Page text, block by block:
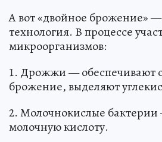
А вот «двойное брожение» —
технология. В процессе
микроорганизмов:
1. Дрожжи — обеспечивают
брожение, выделяют
2. Молочнокислые
молочную кислоту.